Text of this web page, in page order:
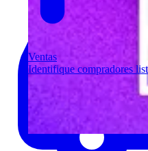
Ventas
Identifique compradores